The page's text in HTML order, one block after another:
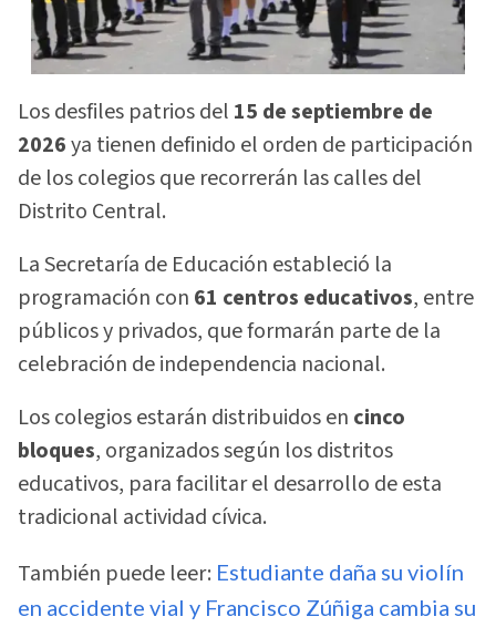
Los desfiles patrios del 15 de septiembre de
2026ya tienen definido el orden de participación
de los colegios que recorrerán las calles del
Distrito Central.
La Secretaría de Educación estableció la
programación con 61 centros educativos, entre
públicos y privados, que formarán parte de la
celebración de independencia nacional.
Los colegios estarán distribuidos en cinco
bloques, organizados según los distritos
educativos, para facilitar el desarrollo de esta
tradicional actividad cívica.
También puede leer: Estudiante daña su violín
en accidente vial y Francisco Zúñiga cambia su